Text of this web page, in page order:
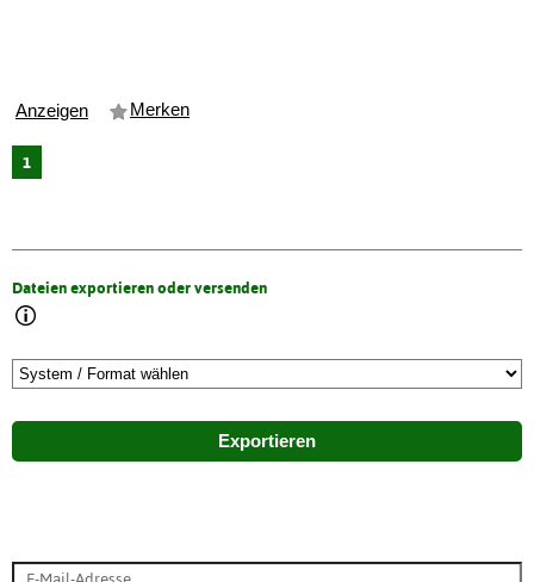
Anzeigen Merken
1
Dateien exportieren oder versenden
Exportieren